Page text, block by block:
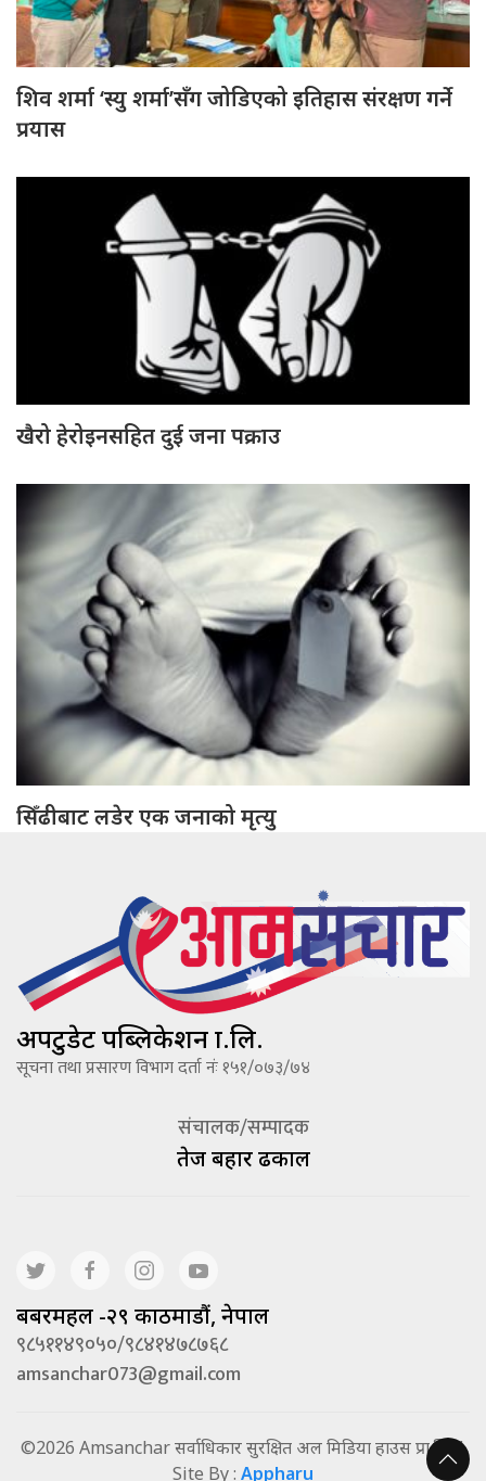
शिव शर्मा ‘स्यु शर्मा’सँग जोडिएको इतिहास संरक्षण गर्ने
प्रयास
खैरो हेरोइनसहित दुई जना पक्राउ
सिँढीबाट लडेर एक जनाको मृत्यु
अपटुडेट पब्लिकेशन प्रा.लि.
सूचना तथा प्रसारण विभाग दर्ता नंः १५१/०७३/७४
संचालक/सम्पादक
तेज बहादूर ढकाल
बबरमहल -२९ काठमाडौं, नेपाल
९८५११४९०५०/९८४१४७८७६८
amsanchar073@gmail.com
©2026 Amsanchar सर्वाधिकार सुरक्षित अल मिडिया हाउस प्रा.लि. |
Site By : Appharu